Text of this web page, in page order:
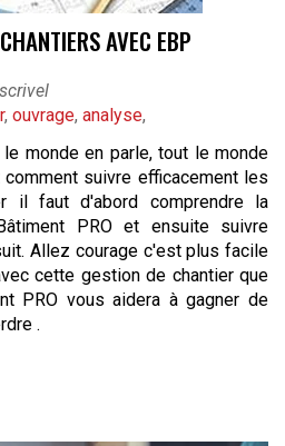
AVEC EBP
, ouvrage, analyse,
monde en parle, tout le monde
suivre efficacement les
il faut d'abord comprendre la
PRO et ensuite suivre
Allez courage c'est plus facile
cette gestion de chantier que
PRO vous aidera à gagner de
.